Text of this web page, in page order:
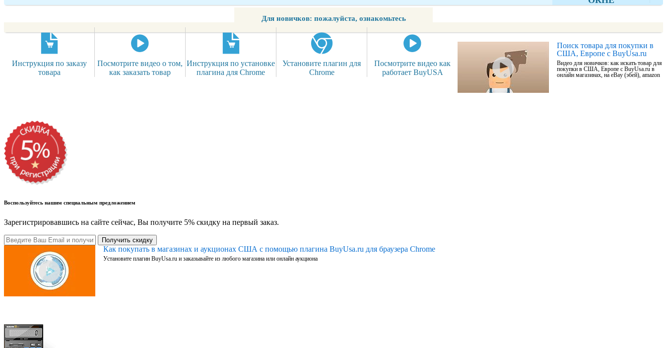
Для новичков: пожалуйста, ознакомьтесь
Инструкция по заказу
товара
Посмотрите видео о том,
как заказать товар
Инструкция по установке
плагина для Chrome
Установите плагин для
Chrome
Посмотрите видео как
работает BuyUSA
Поиск товара для покупки в
США, Европе с BuyUsa.ru
Видео для новичков: как искать товар для
покупки в США, Европе с BuyUsa.ru в
онлайн магазинах, на eBay (эбей), amazon
Воспользуйтесь нашим специальным предложением
Зарегистрировавшись на сайте сейчас, Вы получите 5% скидку на первый заказ.
Получить скидку
Как покупать в магазинах и аукционах США с помощью плагина BuyUsa.ru для браузера Chrome
Установите плагин BuyUsa.ru и заказывайте из любого магазина или онлайн аукциона